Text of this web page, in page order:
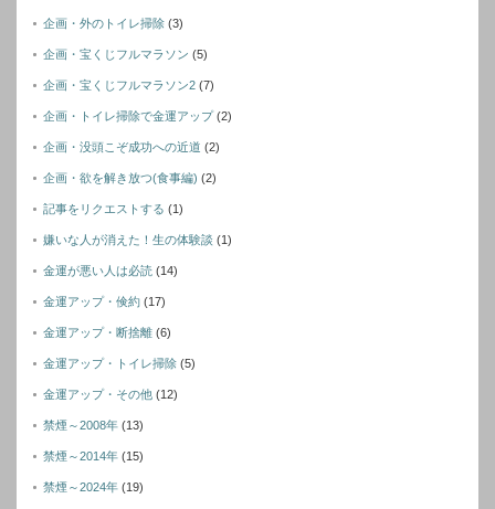
企画・外のトイレ掃除 (3)
企画・宝くじフルマラソン (5)
企画・宝くじフルマラソン2 (7)
企画・トイレ掃除で金運アップ(2)
企画・没頭こぞ成功への近道 (2)
企画・欲を解き放つ(食事編) (2)
記事をリクエストする (1)
嫌いな人が消えた！生の体験談 (1)
金運が悪い人は必読 (14)
金運アップ・倹約 (17)
金運アップ・断捨離 (6)
金運アップ・トイレ掃除 (5)
金運アップ・その他 (12)
禁煙～2008年 (13)
禁煙～2014年 (15)
禁煙～2024年 (19)